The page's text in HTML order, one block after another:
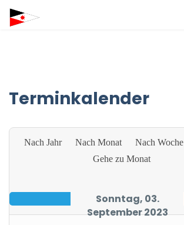
Terminkalender
Nach Jahr Nach Monat Nach Woche
Gehe zu Monat
Sonntag, 03.
September 2023